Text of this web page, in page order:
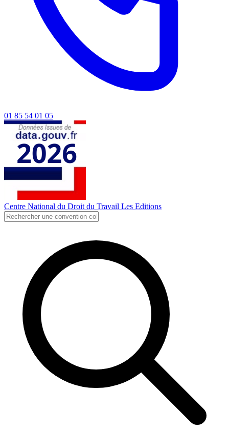
01 85 54 01 05
Centre National du Droit du Travail Les Editions